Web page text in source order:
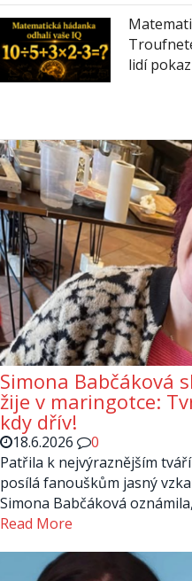
lidí
Simona Babčáková
žije v maringotce:
kdy dřív!
18.6.2026
0
Patřila k nejvýraznějším
posílá fanouškům jasný
Simona Babčáková
Read More